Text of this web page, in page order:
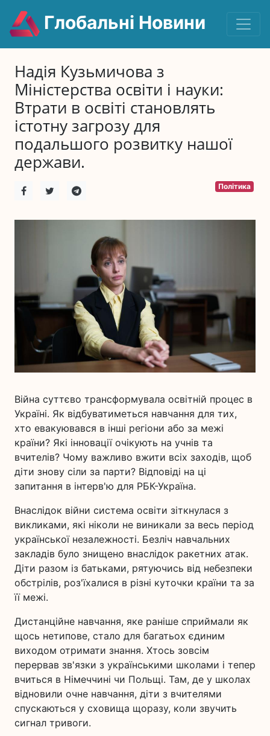
Глобальні Новини
Надія Кузьмичова з
Міністерства освіти і науки:
Втрати в освіті становлять
істотну загрозу для
подальшого розвитку нашої
держави.
Політика
Війна суттєво трансформувала освітній процес в
Україні. Як відбуватиметься навчання для тих,
хто евакуювався в інші регіони або за межі
країни? Які інновації очікують на учнів та
вчителів? Чому важливо вжити всіх заходів, щоб
діти знову сіли за парти? Відповіді на ці
запитання в інтерв'ю для РБК-Україна.
Внаслідок війни система освіти зіткнулася з
викликами, які ніколи не виникали за весь період
української незалежності. Безліч навчальних
закладів було знищено внаслідок ракетних атак.
Діти разом із батьками, рятуючись від небезпеки
обстрілів, роз'їхалися в різні куточки країни та за
її межі.
Дистанційне навчання, яке раніше сприймали як
щось нетипове, стало для багатьох єдиним
виходом отримати знання. Хтось зовсім
перервав зв'язки з українськими школами і тепер
вчиться в Німеччині чи Польщі. Там, де у школах
відновили очне навчання, діти з вчителями
спускаються у сховища щоразу, коли звучить
сигнал тривоги.